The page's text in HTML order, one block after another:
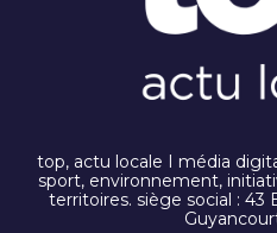
top, actu locale I média
sport, environnement,
territoires. siège social : 43